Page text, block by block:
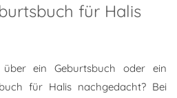
für Halis
ein Geburtsbuch oder ein
für Halis nachgedacht? Bei